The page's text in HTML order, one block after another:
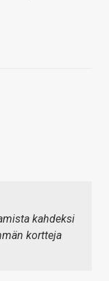
kahdeksi
kortteja